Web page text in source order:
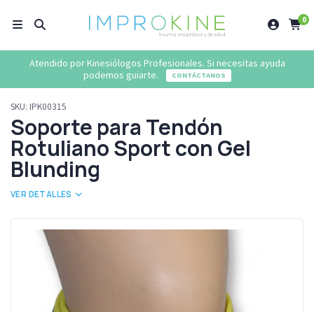
0
Atendido por Kinesiólogos Profesionales. Si necesitas ayuda
podemos guiarte.
CONTÁCTANOS
SKU: IPK00315
Soporte para Tendón
Rotuliano Sport con Gel
Blunding
VER DETALLES